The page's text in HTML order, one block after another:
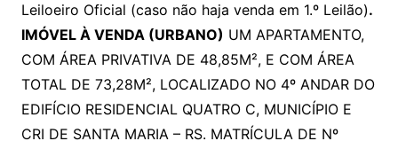
Leiloeiro Oficial (caso não haja venda em 1.º Leilão).
IMÓVEL À VENDA (URBANO) UM APARTAMENTO,
COM ÁREA PRIVATIVA DE 48,85M², E COM ÁREA
TOTAL DE 73,28M², LOCALIZADO NO 4º ANDAR DO
EDIFÍCIO RESIDENCIAL QUATRO C, MUNICÍPIO E
CRI DE SANTA MARIA – RS. MATRÍCULA DE Nº